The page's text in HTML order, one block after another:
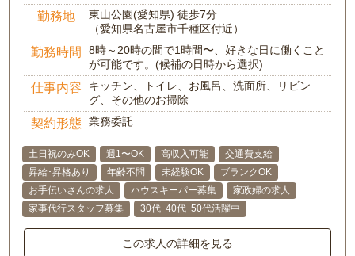
勤務地
東山公園(愛知県) 徒歩7分
（愛知県名古屋市千種区付近）
勤務時間
8時～20時の間で1時間〜、好きな日に働くこと
が可能です。(候補の日時から選択)
仕事内容
キッチン、トイレ、お風呂、洗面所、リビン
グ、その他のお掃除
契約形態 業務委託
土日祝のみOK 週1〜OK 高収入可能
交通費支給
昇給･昇格あり
年齢不問 未経験OK
ブランクOK
お手伝いさんの求人
ハウスキーパー募集
家政婦の求人
家事代行スタッフ募集
30代･40代･50代活躍中
この求人の詳細を見る